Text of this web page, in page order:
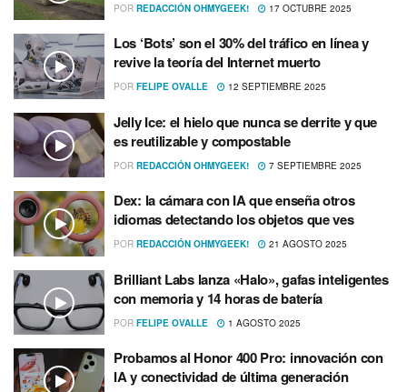
POR REDACCIÓN OHMYGEEK! 17 OCTUBRE 2025
Los ‘Bots’ son el 30% del tráfico en línea y
revive la teoría del Internet muerto
POR FELIPE OVALLE 12 SEPTIEMBRE 2025
Jelly Ice: el hielo que nunca se derrite y que
es reutilizable y compostable
POR REDACCIÓN OHMYGEEK! 7 SEPTIEMBRE 2025
Dex: la cámara con IA que enseña otros
idiomas detectando los objetos que ves
POR REDACCIÓN OHMYGEEK! 21 AGOSTO 2025
Brilliant Labs lanza «Halo», gafas inteligentes
con memoria y 14 horas de batería
POR FELIPE OVALLE 1 AGOSTO 2025
Probamos al Honor 400 Pro: innovación con
IA y conectividad de última generación